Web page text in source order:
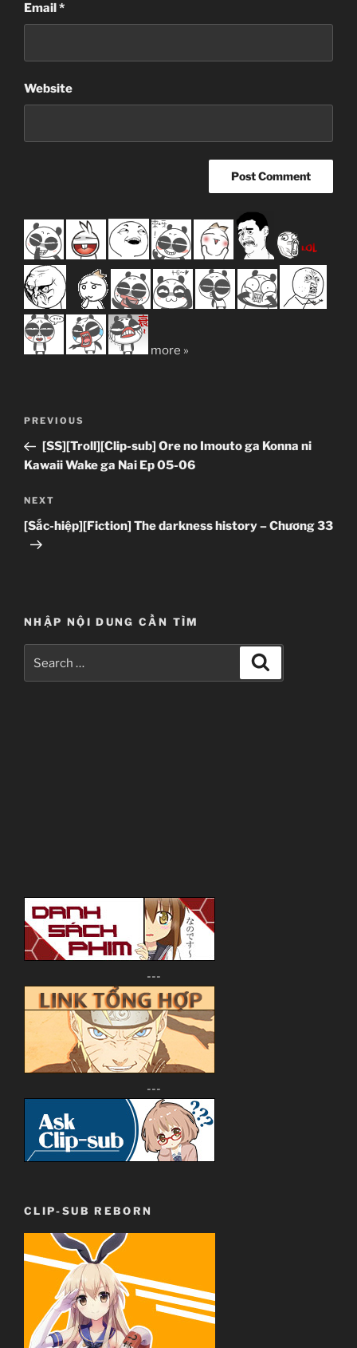
Email*
Website
more »
Previous
Post
PREVIOUS
[SS][Troll][Clip-sub] Ore no Imouto ga Konna ni
Kawaii Wake ga Nai Ep 05-06
Next
Post
NEXT
[Sắc-hiệp][Fiction] The darkness history – Chương 33
NHẬP NỘI DUNG CẦN TÌM
for:
---
---
CLIP-SUB REBORN